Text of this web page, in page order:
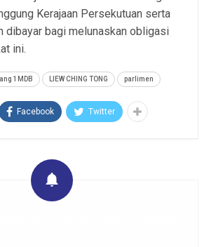
Kerajaan Persekutuan serta
dibayar bagi melunaskan obligasi
ini.
1MDB LIEW CHING TONG parlimen
Facebook Twitter